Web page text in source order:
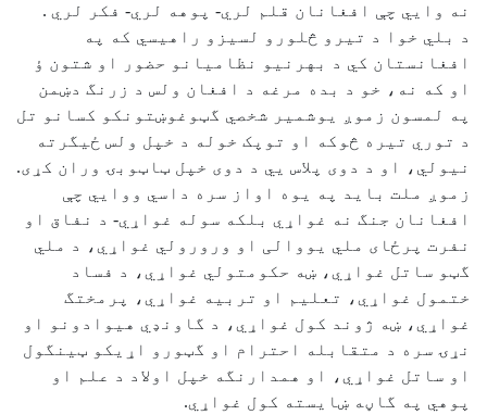
نه وایي چې افغانان قلم لري- پوهه لري- فکر لري .
د بلي خوا د تيرو څلورو لسيزو راهيسي که په
افغانستان کي د بهرنيو نظاميانو حضور او شتون ؤ
او که نه، خو د بده مرغه د افغان ولس د زرنگ دښمن
په لمسون زموږ يوشمير شخصي گټوغوښتونکو کسانو تل
د توري تيره څوکه او توپک خوله د خپل ولس ځيگرته
نيولي، او د دوی پلاس يي د دوی خپل ټاټوبۍ وران کړی.
زموږ ملت باید په يوه اواز سره داسي ووایي چې
افغانان جنگ نه غواړي بلکه سوله غواړي- د نفاق او
نفرت پرځای ملي یووالی او ورورولي غواړي، د ملي
گټو ساتل غواړي، ښه حکومتولي غواړي، د فساد
ختمول غواړي، تعلیم او تربیه غواړي، پرمختگ
غواړي، ښه ژوند کول غواړي، د گاونډي هيوادونو او
نړۍ سره د متقابله احترام او گټورو اړیکو ټينگول
او ساتل غواړي، او همدارنگه خپل اولاد د علم او
پوهي په گاڼه ښایسته کول غواړي.